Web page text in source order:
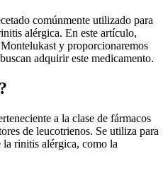
comúnmente utilizado para
alérgica. En este artículo,
y proporcionaremos
adquirir este medicamento.
a la clase de fármacos
de leucotrienos. Se utiliza para
la rinitis alérgica, como la